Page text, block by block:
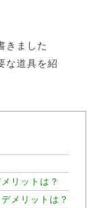
きました
な道具を紹
リットは？
メリットは？